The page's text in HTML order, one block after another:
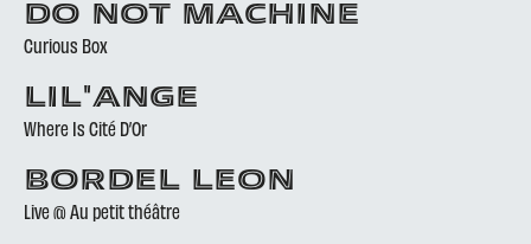
DO NOT MACHINE
Curious Box
LIL'ANGE
Where Is Cité D’Or
BORDEL LEON
Live @ Au petit théâtre